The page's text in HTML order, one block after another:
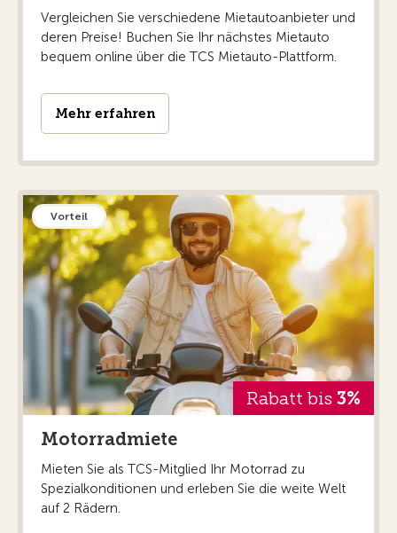
Vergleichen Sie verschiedene Mietautoanbieter und
deren Preise! Buchen Sie Ihr nächstes Mietauto
bequem online über die TCS Mietauto-Plattform.
Mehr erfahren
Vorteil
Rabatt bis 3%
Motorradmiete
Mieten Sie als TCS-Mitglied Ihr Motorrad zu
Spezialkonditionen und erleben Sie die weite Welt
auf 2 Rädern.